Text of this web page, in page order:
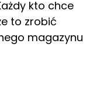
kto chce
to zrobić
magazynu